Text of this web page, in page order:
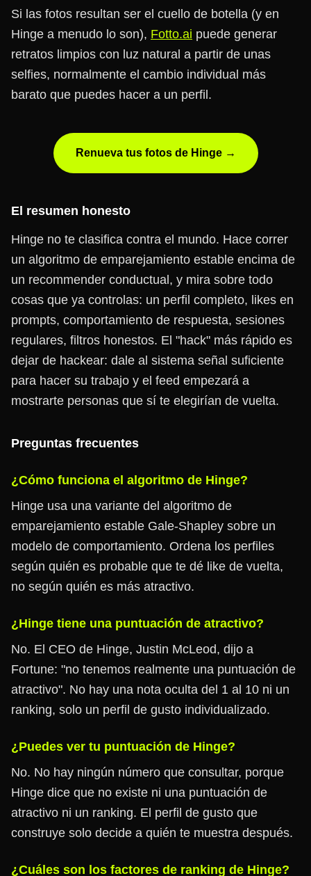
Si las fotos resultan ser el cuello de botella (y en
Hinge a menudo lo son), Fotto.ai puede generar
retratos limpios con luz natural a partir de unas
selfies, normalmente el cambio individual más
barato que puedes hacer a un perfil.
Renueva tus fotos de Hinge →
El resumen honesto
Hinge no te clasifica contra el mundo. Hace correr
un algoritmo de emparejamiento estable encima de
un recommender conductual, y mira sobre todo
cosas que ya controlas: un perfil completo, likes en
prompts, comportamiento de respuesta, sesiones
regulares, filtros honestos. El "hack" más rápido es
dejar de hackear: dale al sistema señal suficiente
para hacer su trabajo y el feed empezará a
mostrarte personas que sí te elegirían de vuelta.
Preguntas frecuentes
¿Cómo funciona el algoritmo de Hinge?
Hinge usa una variante del algoritmo de
emparejamiento estable Gale-Shapley sobre un
modelo de comportamiento. Ordena los perfiles
según quién es probable que te dé like de vuelta,
no según quién es más atractivo.
¿Hinge tiene una puntuación de atractivo?
No. El CEO de Hinge, Justin McLeod, dijo a
Fortune: "no tenemos realmente una puntuación de
atractivo". No hay una nota oculta del 1 al 10 ni un
ranking, solo un perfil de gusto individualizado.
¿Puedes ver tu puntuación de Hinge?
No. No hay ningún número que consultar, porque
Hinge dice que no existe ni una puntuación de
atractivo ni un ranking. El perfil de gusto que
construye solo decide a quién te muestra después.
¿Cuáles son los factores de ranking de Hinge?